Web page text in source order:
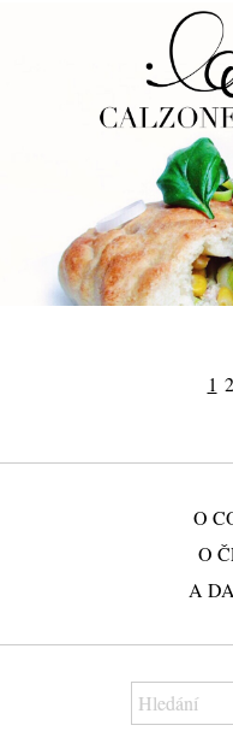
1 2
O
O
A